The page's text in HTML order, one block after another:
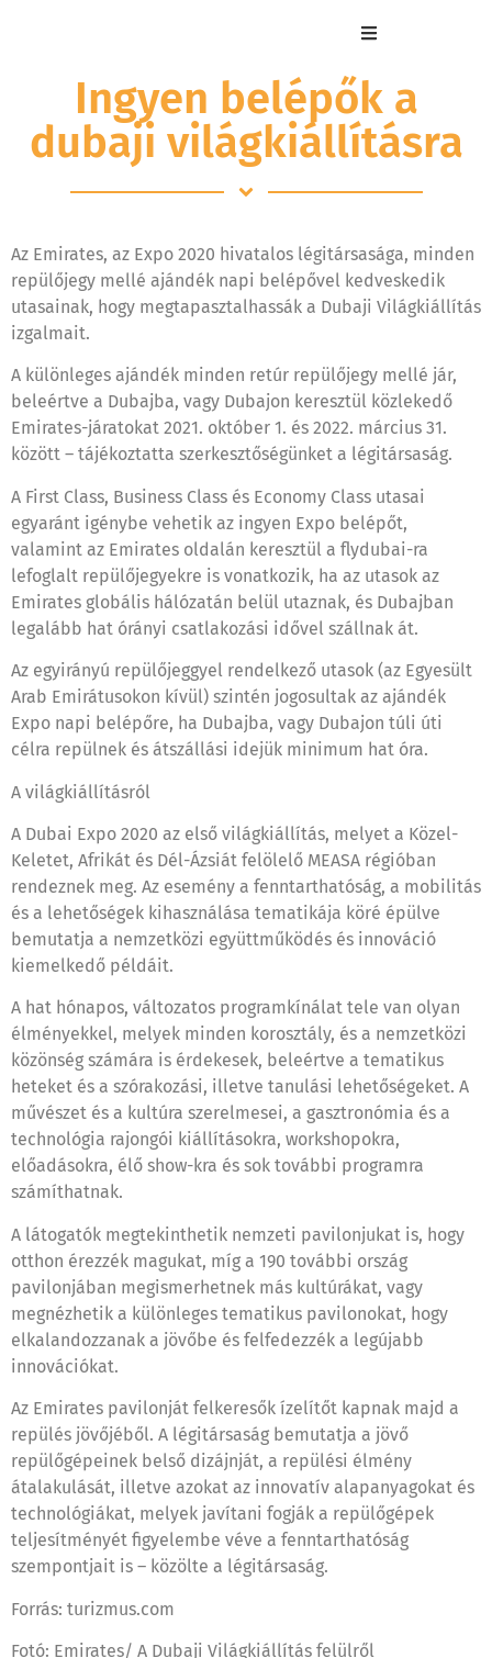
Ingyen belépők a
dubaji világkiállításra
Az Emirates, az Expo 2020 hivatalos légitársasága, minden
repülőjegy mellé ajándék napi belépővel kedveskedik
utasainak, hogy megtapasztalhassák a Dubaji Világkiállítás
izgalmait.
A különleges ajándék minden retúr repülőjegy mellé jár,
beleértve a Dubajba, vagy Dubajon keresztül közlekedő
Emirates-járatokat 2021. október 1. és 2022. március 31.
között – tájékoztatta szerkesztőségünket a légitársaság.
A First Class, Business Class és Economy Class utasai
egyaránt igénybe vehetik az ingyen Expo belépőt,
valamint az Emirates oldalán keresztül a flydubai-ra
lefoglalt repülőjegyekre is vonatkozik, ha az utasok az
Emirates globális hálózatán belül utaznak, és Dubajban
legalább hat órányi csatlakozási idővel szállnak át.
Az egyirányú repülőjeggyel rendelkező utasok (az Egyesült
Arab Emirátusokon kívül) szintén jogosultak az ajándék
Expo napi belépőre, ha Dubajba, vagy Dubajon túli úti
célra repülnek és átszállási idejük minimum hat óra.
A világkiállításról
A Dubai Expo 2020 az első világkiállítás, melyet a Közel-
Keletet, Afrikát és Dél-Ázsiát felölelő MEASA régióban
rendeznek meg. Az esemény a fenntarthatóság, a mobilitás
és a lehetőségek kihasználása tematikája köré épülve
bemutatja a nemzetközi együttműködés és innováció
kiemelkedő példáit.
A hat hónapos, változatos programkínálat tele van olyan
élményekkel, melyek minden korosztály, és a nemzetközi
közönség számára is érdekesek, beleértve a tematikus
heteket és a szórakozási, illetve tanulási lehetőségeket. A
művészet és a kultúra szerelmesei, a gasztronómia és a
technológia rajongói kiállításokra, workshopokra,
előadásokra, élő show-kra és sok további programra
számíthatnak.
A látogatók megtekinthetik nemzeti pavilonjukat is, hogy
otthon érezzék magukat, míg a 190 további ország
pavilonjában megismerhetnek más kultúrákat, vagy
megnézhetik a különleges tematikus pavilonokat, hogy
elkalandozzanak a jövőbe és felfedezzék a legújabb
innovációkat.
Az Emirates pavilonját felkeresők ízelítőt kapnak majd a
repülés jövőjéből. A légitársaság bemutatja a jövő
repülőgépeinek belső dizájnját, a repülési élmény
átalakulását, illetve azokat az innovatív alapanyagokat és
technológiákat, melyek javítani fogják a repülőgépek
teljesítményét figyelembe véve a fenntarthatóság
szempontjait is – közölte a légitársaság.
Forrás: turizmus.com
Fotó: Emirates/ A Dubaji Világkiállítás felülről